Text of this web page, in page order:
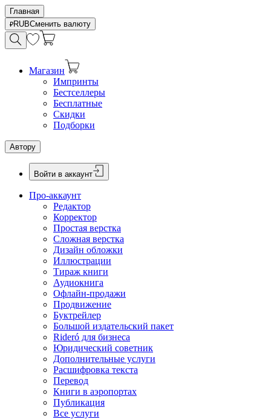
Главная
RUBСменить валюту
Магазин
Импринты
Бестселлеры
Бесплатные
Скидки
Подборки
Автору
Войти в аккаунт
Про-аккаунт
Редактор
Корректор
Простая верстка
Сложная верстка
Дизайн обложки
Иллюстрации
Тираж книги
Аудиокнига
Офлайн-продажи
Продвижение
Буктрейлер
Большой издательский пакет
Rideró для бизнеса
Юридический советник
Дополнительные услуги
Расшифровка текста
Перевод
Книги в аэропортах
Публикация
Все услуги